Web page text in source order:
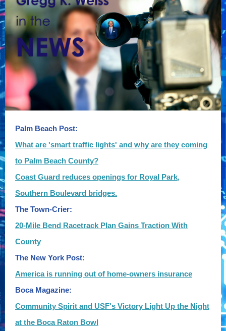
Palm Beach Post:
What are 'smart traffic lights' and why are they coming
to Palm Beach County?
Coast Guard reduces openings for Royal Park,
Southern Boulevard bridges.
The Town-Crier :
20-Mile Bend Racetrack Plan Gains Traction With
County
The New York Post:
America is running out of home-owners insurance
Boca Magazine:
Community Spirit and USF's Victory Light Up the Night
at the Boca Raton Bowl